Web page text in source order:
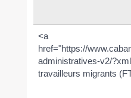
<a
href="https://
administratives-v2/
travailleurs migrants